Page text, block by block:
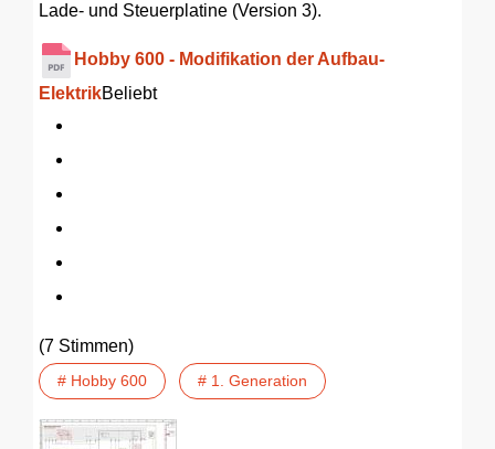
Lade- und Steuerplatine (Version 3).
Hobby 600 - Modifikation der Aufbau-
ElektrikBeliebt
(7 Stimmen)
# Hobby 600 # 1. Generation